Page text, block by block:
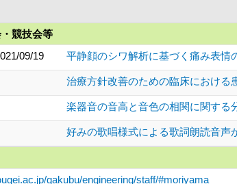
競技会等
09/19
平静顔のシワ解析に基づく痛み表情
治療方針改善のための臨床における
楽器音の音高と音色の相関に関する
好みの歌唱様式による歌詞朗読音声
gakubu/engineering/staff/#moriyama